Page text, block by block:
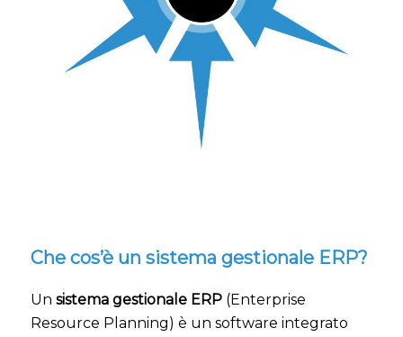
Che cos’è un sistema gestionale ERP?
Un sistema gestionale ERP (Enterprise
Resource Planning) è un software integrato